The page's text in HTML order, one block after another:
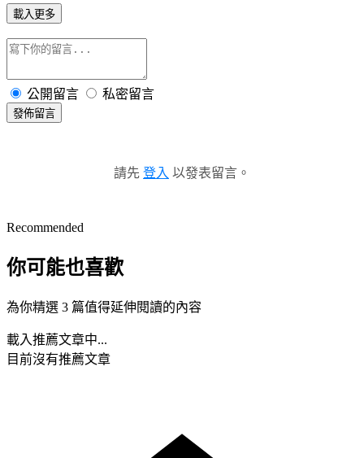
載入更多
公開留言 私密留言
發佈留言
請先 登入 以發表留言。
Recommended
你可能也喜歡
為你精選 3 篇值得延伸閱讀的內容
載入推薦文章中...
目前沒有推薦文章